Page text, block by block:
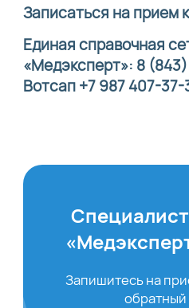
Записаться на прием
Единая справочная
«Медэксперт»: 8
Вотсап +7 987 407-37-
Запишитесь на
обратный